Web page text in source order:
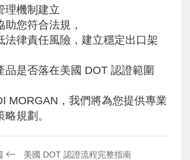
理機制建立
您符合法規，
法律責任風險，建立穩定出口架
品是否落在美國 DOT 認證範圍
MORGAN，我們將為您提供專業
規劃。
美國 DOT 認證流程完整指南